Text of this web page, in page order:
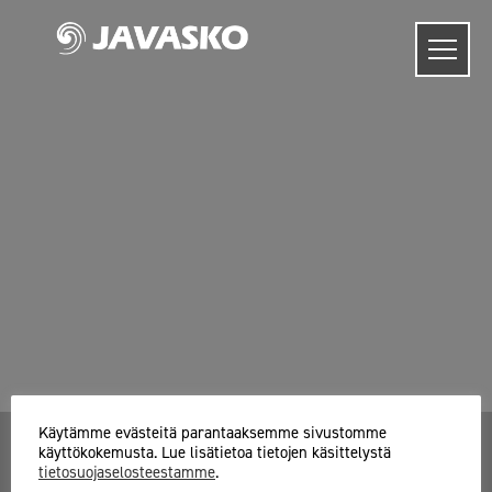
Javasko Oy
Käytämme evästeitä parantaaksemme sivustomme
käyttökokemusta. Lue lisätietoa tietojen käsittelystä
tietosuojaselosteestamme.